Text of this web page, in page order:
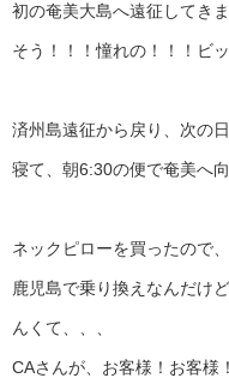
初の奄美大島へ遠征してき
そう！！！憧れの！！！ビ
済州島遠征から戻り、次の
寝て、朝6:30の便で奄美へ
ネックピローを買ったので
鹿児島で乗り換えなんだけ
んくて、、、
CAさんが、お客様！お客様